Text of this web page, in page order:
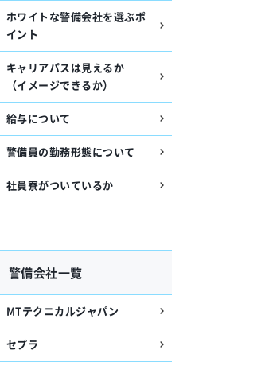
ホワイトな警備会社を選ぶポ
イント
キャリアパスは見えるか
（イメージできるか）
給与について
警備員の勤務形態について
社員寮がついているか
警備会社一覧
MTテクニカルジャパン
セプラ